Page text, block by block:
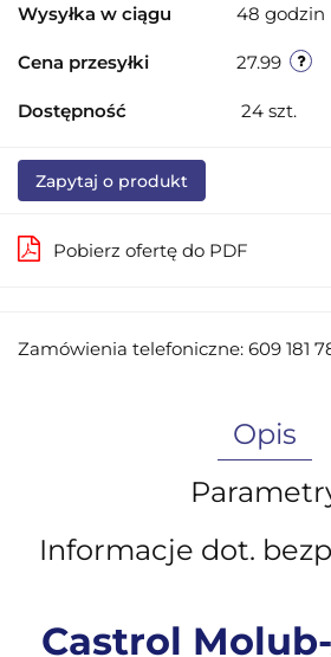
Wysyłka w ciągu 48 godzin
Cena przesyłki 27.99
Dostępność 24 szt.
Zapytaj o produkt
Pobierz ofertę do PDF
Zamówienia telefoniczne: 609 181
Opis
Informacje dot.
Castrol